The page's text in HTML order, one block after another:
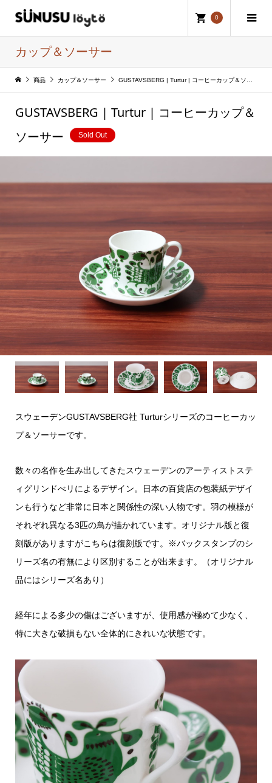
0
カップ＆ソーサー
商品 カップ＆ソーサー GUSTAVSBERG | Turtur | コーヒーカップ＆ソーサー
GUSTAVSBERG | Turtur | コーヒーカップ＆
ソーサー
Sold Out
スウェーデンGUSTAVSBERG社 Turturシリーズのコーヒーカッ
プ＆ソーサーです。
数々の名作を生み出してきたスウェーデンのアーティストステ
ィグリンドべリによるデザイン。日本の百貨店の包装紙デザイ
ンも行うなど非常に日本と関係性の深い人物です。羽の模様が
それぞれ異なる3匹の鳥が描かれています。オリジナル版と復
刻版がありますがこちらは復刻版です。※バックスタンプのシ
リーズ名の有無により区別することが出来ます。（オリジナル
品にはシリーズ名あり）
経年による多少の傷はございますが、使用感が極めて少なく、
特に大きな破損もない全体的にきれいな状態です。